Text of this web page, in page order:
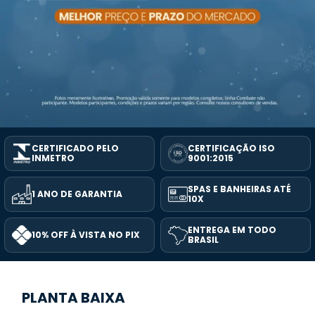
CERTIFICADO PELO
INMETRO
CERTIFICAÇÃO ISO
9001:2015
1 ANO DE GARANTIA
SPAS E BANHEIRAS ATÉ
10X
10% OFF À VISTA NO PIX
ENTREGA EM TODO
BRASIL
PLANTA BAIXA